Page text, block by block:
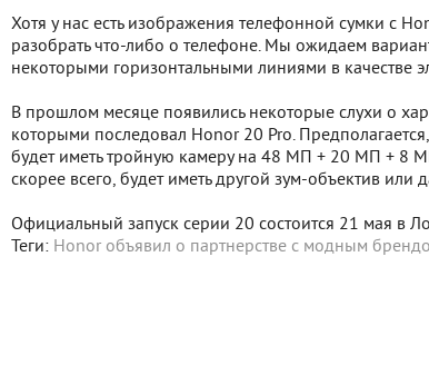
Хотя у нас есть изображения телефонной сумки с
разобрать что-либо о телефоне. Мы ожидаем
некоторыми горизонтальными линиями в качестве
В прошлом месяце появились некоторые слухи о
которыми последовал Honor 20 Pro.
будет иметь тройную камеру на 48 МП + 20 МП + 8
скорее всего, будет иметь другой зум-объектив или
Официальный запуск серии 20 состоится 21 мая в
Теги: Honor объявил о партнерстве с модным